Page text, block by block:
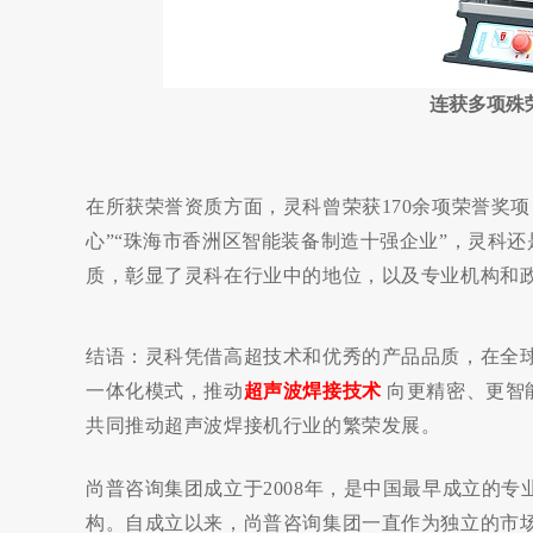
连获多项殊
在所获荣誉资质方面，灵科曾荣获170余项荣誉奖
心”“珠海市香洲区智能装备制造十强企业”，灵科
质，彰显了灵科在行业中的地位，以及专业机构和
结语：灵科凭借高超技术和优秀的产品品质，在全
一体化模式，推动超声波焊接技术 向更精密、更智
共同推动超声波焊接机行业的繁荣发展。
尚普咨询集团成立于2008年，是中国最早成立的
构。自成立以来，尚普咨询集团一直作为独立的